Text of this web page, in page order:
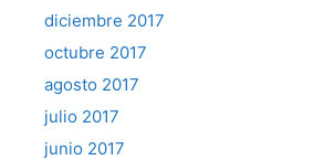
diciembre 2017
octubre 2017
agosto 2017
julio 2017
junio 2017